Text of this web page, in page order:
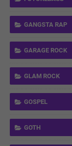
GANGSTA RAP
GARAGE ROCK
GLAM ROCK
GOSPEL
GOTH